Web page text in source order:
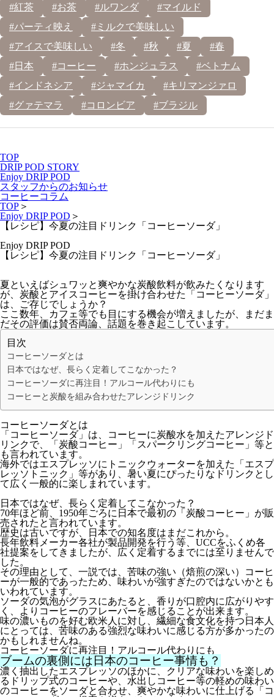
#紅茶
#お茶 #ルワンダ
#マイルド
#パーティ映え
#ミルクで美味しい
#アイスで美味しい
#冬 #秋 #夏
#春
#日本
#コーヒー #ホンジュラス
#ベトナム
#インドネシア
#ジャマイカ
#キリマンジァロ
#グァテマラ
#コロンビア #ブラジル
TOP
DRIP POD STORY
Enjoy DRIP POD
スタッフからのお知らせ
コーヒーコラム
TOP ＞
Enjoy DRIP POD ＞
【レシピ】今夏の注目ドリンク「コーヒーソーダ」
Enjoy DRIP POD
【レシピ】今夏の注目ドリンク「コーヒーソーダ」
夏といえばシュワッと爽やかな炭酸飲料が飲みたくなります
が、炭酸とアイスコーヒーを掛け合わせた「コーヒーソーダ」
は、ご存じでしょうか？
ここ数年、カフェ等でも目にする機会が増えましたが、まだま
だその評価は賛否両論、話題を巻き起こしています。
目次
コーヒーソーダとは
日本ではなぜ、長らく定着してこなかった？
コーヒーソーダに再注目！アルコール代わりにも
コーヒーと炭酸を組み合わせたアレンジドリンク
コーヒーソーダとは
「コーヒーソーダ」は、コーヒーに炭酸水を加えたアレンジド
リンクで、「炭酸コーヒー」「スパークリングコーヒー」等と
も言われています。
海外ではエスプレッソにトニックウォーターを加えた「エスプ
レッソトニック」等があり、暑い夏にぴったりなドリンクとし
て広く一般的に楽しまれています。
日本ではなぜ、長らく定着してこなかった？
70年ほど前、1950年ごろに日本で最初の「炭酸コーヒー」が販
売されたと言われています。
歴史は古いですが、日本での知名度はまだこれから。
長年飲料メーカー各社が製品開発を行う等、UCCをふくめ各
社提案をしてきましたが、広く定着するまでには至りませんで
した。
その理由として、一説では、苦味の強い（焙煎の深い）コーヒ
ーが一般的であったため、味わいが強すぎたのではないかとも
いわれています。
ソーダの気泡がグラスにあたると、香りが口腔内に広がりやす
く、よりコーヒーのフレーバーを感じることが出来ます。
味の濃いものを好む欧米人に対し、繊細な食文化を持つ日本人
にとっては、苦味のある強烈な味わいに感じる方が多かったの
かもしれませんね。
コーヒーソーダに再注目！アルコール代わりにも
ブームの裏側には日本のコーヒー事情も？
濃く抽出したエスプレッソのほかに、クリアな味わいを楽しめ
るドリップ式のコーヒーや、水出しコーヒー等の軽めの味わい
のコーヒーをソーダと合わせ、爽やかな味わいに仕上げる「コ